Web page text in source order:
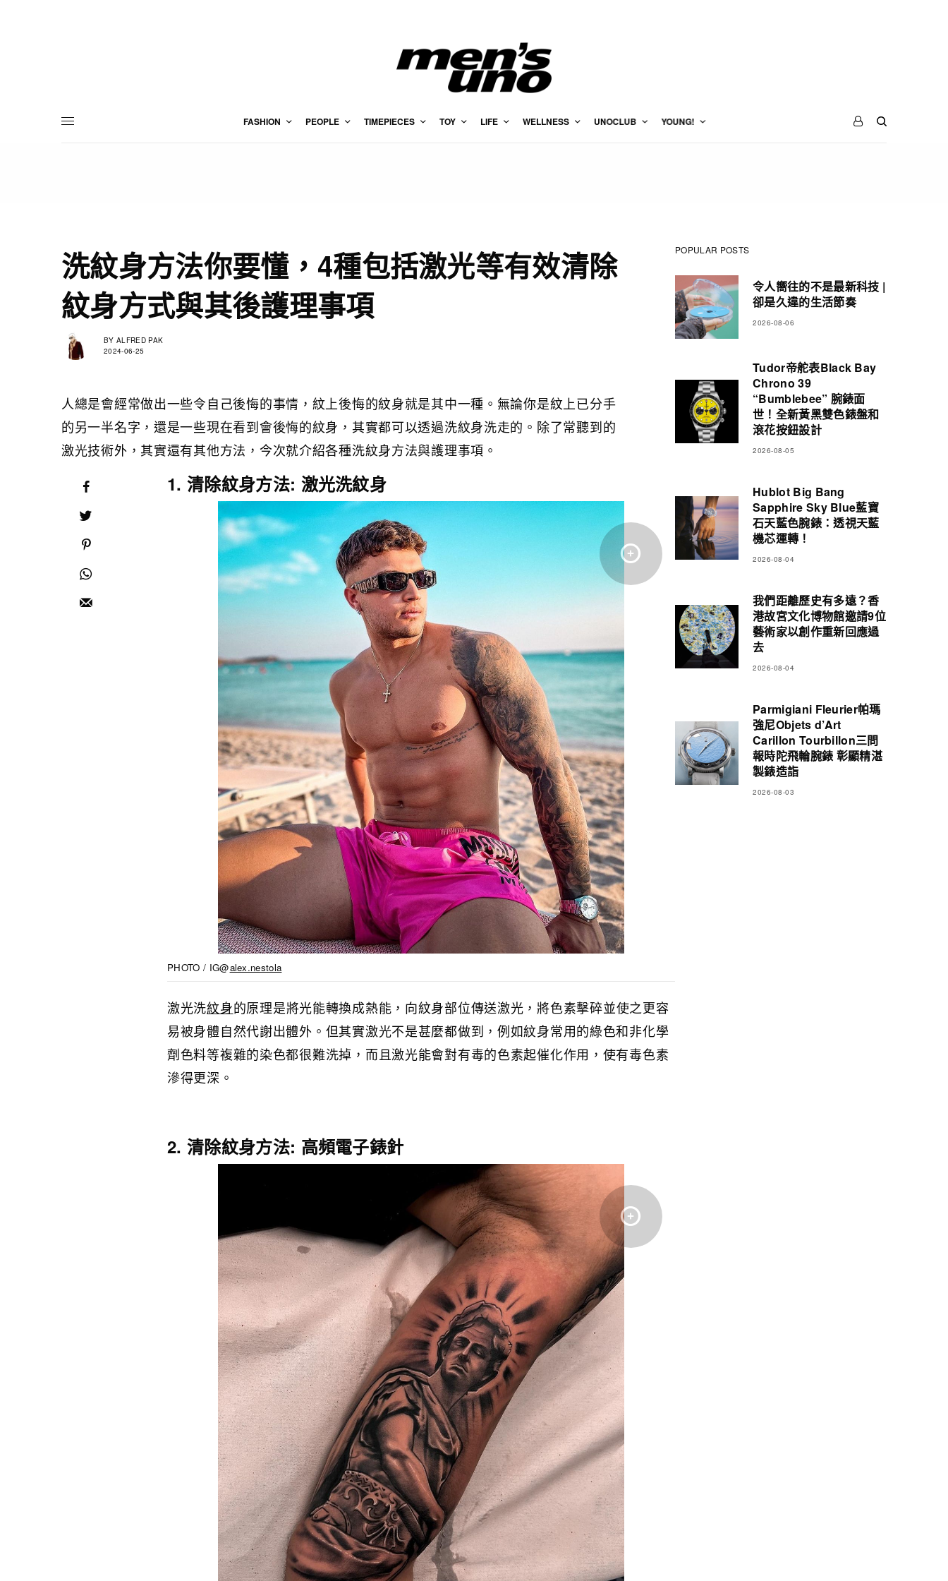
FASHION PEOPLE TIMEPIECES TOY LIFE WELLNESS UNOCLUB YOUNG!
洗紋身方法你要懂，4種包括激光等有效清除
紋身方式與其後護理事項
BY ALFRED PAK
2024-06-25
人總是會經常做出一些令自己後悔的事情，紋上後悔的紋身就是其中一種。無論你是紋上已分手
的另一半名字，還是一些現在看到會後悔的紋身，其實都可以透過洗紋身洗走的。除了常聽到的
激光技術外，其實還有其他方法，今次就介紹各種洗紋身方法與護理事項。
1. 清除紋身方法: 激光洗紋身
PHOTO / IG@alex.nestola
激光洗紋身的原理是將光能轉換成熱能，向紋身部位傳送激光，將色素擊碎並使之更容
易被身體自然代謝出體外。但其實激光不是甚麼都做到，例如紋身常用的綠色和非化學
劑色料等複雜的染色都很難洗掉，而且激光能會對有毒的色素起催化作用，使有毒色素
滲得更深。
2. 清除紋身方法: 高頻電子錶針
POPULAR POSTS
令人嚮往的不是最新科技 |
卻是久違的生活節奏
2026-08-06
Tudor帝舵表Black Bay
Chrono 39
“Bumblebee” 腕錶面
世！全新黃黑雙色錶盤和
滾花按鈕設計
2026-08-05
Hublot Big Bang
Sapphire Sky Blue藍寶
石天藍色腕錶：透視天藍
機芯運轉！
2026-08-04
我們距離歷史有多遠？香
港故宮文化博物館邀請9位
藝術家以創作重新回應過
去
2026-08-04
Parmigiani Fleurier帕瑪
強尼Objets d’Art
Carillon Tourbillon三問
報時陀飛輪腕錶 彰顯精湛
製錶造詣
2026-08-03